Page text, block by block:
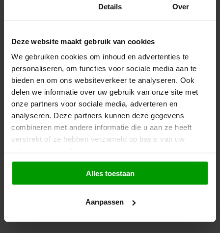
Details Over
Deze website maakt gebruik van cookies
We gebruiken cookies om inhoud en advertenties te
personaliseren, om functies voor sociale media aan te
bieden en om ons websiteverkeer te analyseren. Ook
delen we informatie over uw gebruik van onze site met
onze partners voor sociale media, adverteren en
analyseren. Deze partners kunnen deze gegevens
combineren met andere informatie die u aan ze heeft
verstrekt of ze hebben verzameld op basis van uw
Alles toestaan
Aanpassen
Vegan
Cachou Naturel van
Sirea
Beschikbaar in
1000g
€6,49
Cachou Menthol van
Sirea
Beschikbaar in
€6,49
1